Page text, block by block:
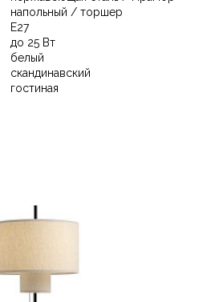
напольный / торшер
E27
до 25 Вт
белый
скандинавский
гостиная